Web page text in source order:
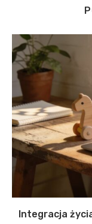
Integracja